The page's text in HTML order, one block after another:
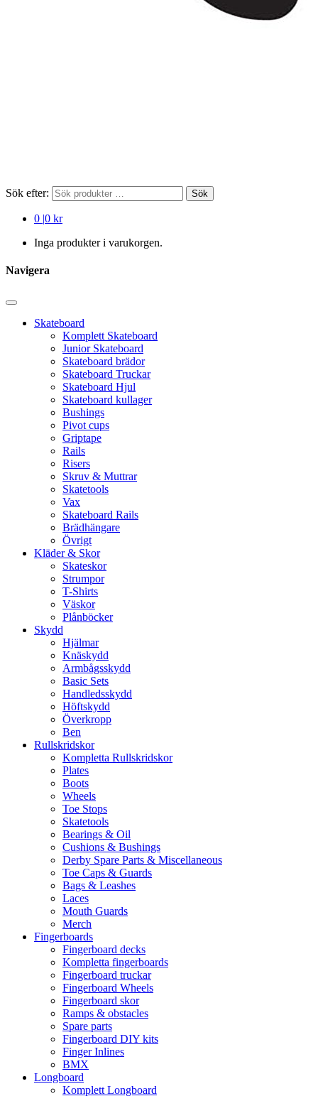
Sök efter: Sök
0 |0 kr
Inga produkter i varukorgen.
Navigera
Skateboard
Komplett Skateboard
Junior Skateboard
Skateboard brädor
Skateboard Truckar
Skateboard Hjul
Skateboard kullager
Bushings
Pivot cups
Griptape
Rails
Risers
Skruv & Muttrar
Skatetools
Vax
Skateboard Rails
Brädhängare
Övrigt
Kläder & Skor
Skateskor
Strumpor
T-Shirts
Väskor
Plånböcker
Skydd
Hjälmar
Knäskydd
Armbågsskydd
Basic Sets
Handledsskydd
Höftskydd
Överkropp
Ben
Rullskridskor
Kompletta Rullskridskor
Plates
Boots
Wheels
Toe Stops
Skatetools
Bearings & Oil
Cushions & Bushings
Derby Spare Parts & Miscellaneous
Toe Caps & Guards
Bags & Leashes
Laces
Mouth Guards
Merch
Fingerboards
Fingerboard decks
Kompletta fingerboards
Fingerboard truckar
Fingerboard Wheels
Fingerboard skor
Ramps & obstacles
Spare parts
Fingerboard DIY kits
Finger Inlines
BMX
Longboard
Komplett Longboard